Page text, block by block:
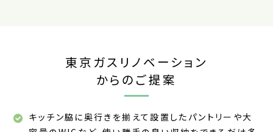
東京ガスリノベーション
からのご提案
キッチン脇に奥行きを揃えて設置したパントリーや大